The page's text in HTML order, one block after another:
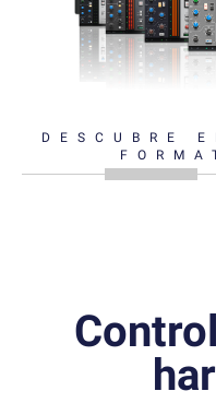
DESCUBRE